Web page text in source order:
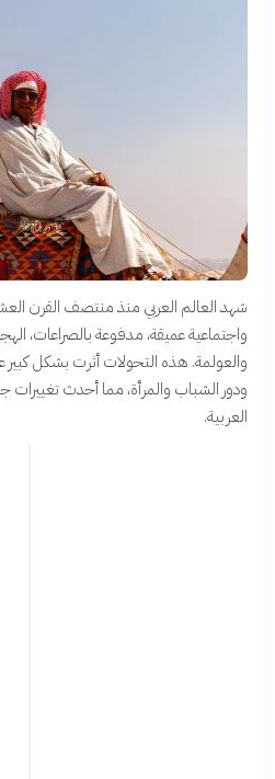
شهد العالم العربي منذ منتصف القرن
واجتماعية عميقة، مدفوعة بالصراعات،
والعولمة. هذه التحولات أثرت بشكل كبير
ودور الشباب والمرأة، مما أحدث
العربية.